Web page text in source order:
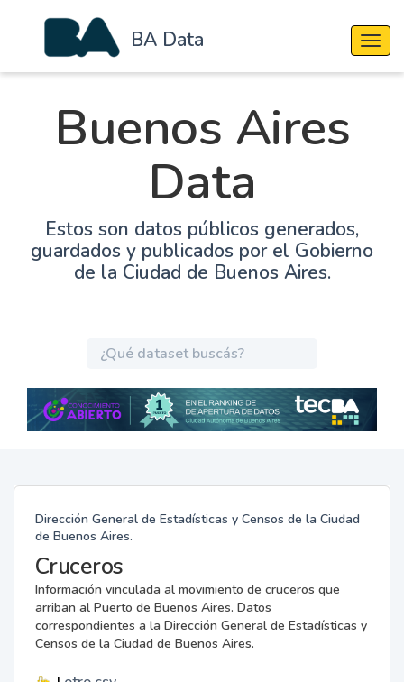
BA Data
Buenos Aires
Data
Estos son datos públicos generados,
guardados y publicados por el Gobierno
de la Ciudad de Buenos Aires.
Dirección General de Estadísticas y Censos de la Ciudad
de Buenos Aires.
Cruceros
Información vinculada al movimiento de cruceros que
arriban al Puerto de Buenos Aires. Datos
correspondientes a la Dirección General de Estadísticas y
Censos de la Ciudad de Buenos Aires.